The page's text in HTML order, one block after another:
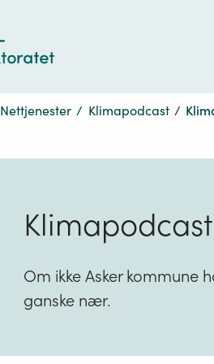
Nettjenester / Klimapodcast /
Om ikke Asker kommune
ganske nær.